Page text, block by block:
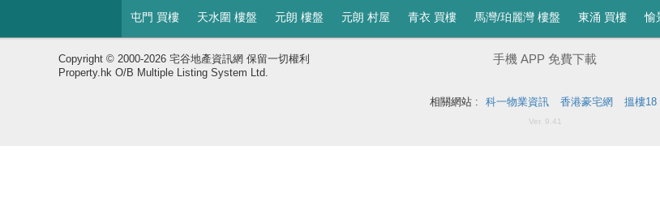
屯門 買樓
天水圍 樓盤 元朗 樓盤 元朗 村屋 青衣 買樓 馬灣/珀麗灣 樓盤 東涌 買樓 愉
Copyright © 2000-2026 宅谷地產資訊網 保留一切權利
Property.hk O/B Multiple Listing System Ltd.
手機 APP 免費下載
相關網站 : 科一物業資訊 香港豪宅網 搵樓18
Ver. 9.41